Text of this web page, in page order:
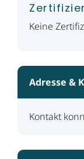
Keine
Adresse &
Kontakt